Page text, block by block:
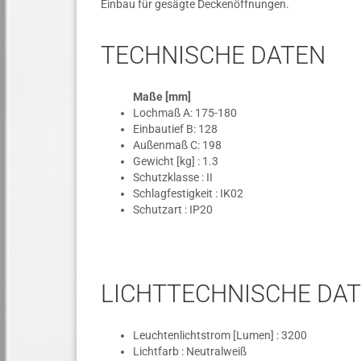
Einbau für gesägte Deckenöffnungen.
TECHNISCHE DATEN
Maße [mm]
Lochmaß A: 175-180
Einbautief B: 128
Außenmaß C: 198
Gewicht [kg] : 1.3
Schutzklasse : II
Schlagfestigkeit : IK02
Schutzart : IP20
LICHTTECHNISCHE
Leuchtenlichtstrom [Lumen] : 3200
Lichtfarb : Neutralweiß